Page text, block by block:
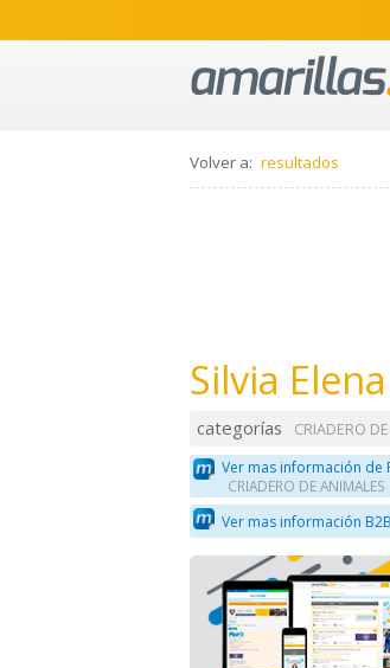
Volver a: resultados
Silvia
categorías
CRIADERO
Ver mas información de
CRIADERO DE ANIMALES
Ver mas información